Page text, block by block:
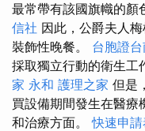
最常帶有該國旗幟的顏
信社 因此，公爵夫人
裝飾性晚餐。 台胞證
採取獨立行動的衛生工
家 永和 護理之家 但是
買設備期間發生在醫療
和治療方面。快速申